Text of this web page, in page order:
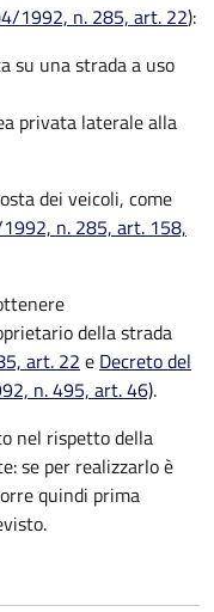
1992, n. 285, art. 22):
su una strada a uso
privata laterale alla
dei veicoli, come
n. 285, art. 158,
della strada
art. 22 e Decreto del
n. 495, art. 46).
nel rispetto della
se per realizzarlo è
quindi prima